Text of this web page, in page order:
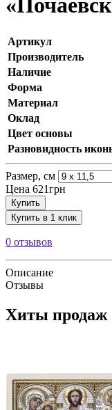
Артикул
Производитель
Наличие
Форма
Материал
Оклад
Цвет основы
Разновидность
Размер, см
Цена 621грн
Купить
Купить в 1 клик
0 отзывов
Описание
Отзывы
Хиты продаж